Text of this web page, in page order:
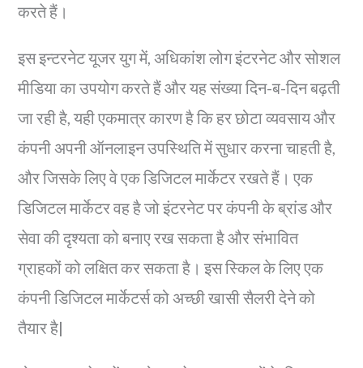
करते हैं।
इस इन्टरनेट यूजर युग में, अधिकांश लोग इंटरनेट और सोशल
मीडिया का उपयोग करते हैं और यह संख्या दिन-ब-दिन बढ़ती
जा रही है, यही एकमात्र कारण है कि हर छोटा व्यवसाय और
कंपनी अपनी ऑनलाइन उपस्थिति में सुधार करना चाहती है,
और जिसके लिए वे एक डिजिटल मार्केटर रखते हैं। एक
डिजिटल मार्केटर वह है जो इंटरनेट पर कंपनी के ब्रांड और
सेवा की दृश्यता को बनाए रख सकता है और संभावित
ग्राहकों को लक्षित कर सकता है। इस स्किल के लिए एक
कंपनी डिजिटल मार्केटर्स को अच्छी खासी सैलरी देने को
तैयार है|